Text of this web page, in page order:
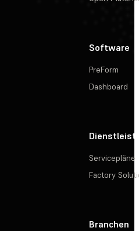
Software
PreForm
Dashboard
Servicepläne
Factory
Branchen